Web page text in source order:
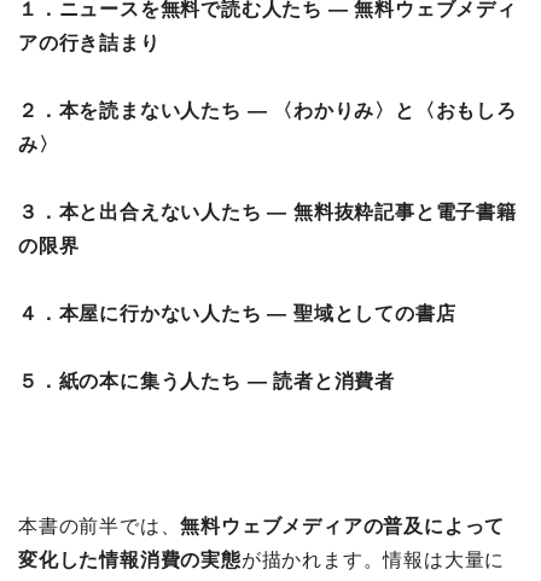
１．ニュースを無料で読む人たち ― 無料ウェブメディ
アの行き詰まり
２．本を読まない人たち ― 〈わかりみ〉と〈おもしろ
み〉
３．本と出合えない人たち ― 無料抜粋記事と電子書籍
の限界
４．本屋に行かない人たち ― 聖域としての書店
５．紙の本に集う人たち ― 読者と消費者
本書の前半では、無料ウェブメディアの普及によって
変化した情報消費の実態が描かれます。情報は大量に